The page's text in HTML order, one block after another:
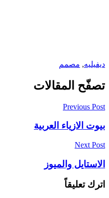
ديفيليه, مصمم
تصفّح المقالات
Previous Post
بيوت الازياء العربية
Next Post
الاستايل والميوز
اترك تعليقاً